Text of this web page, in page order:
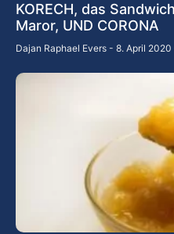
KORECH, das
Maror, UND CORONA
Dajan Raphael Evers 8. April 2020